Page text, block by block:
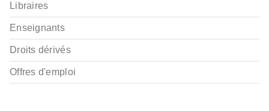
Libraires
Enseignants
Droits dérivés
Offres d'emploi